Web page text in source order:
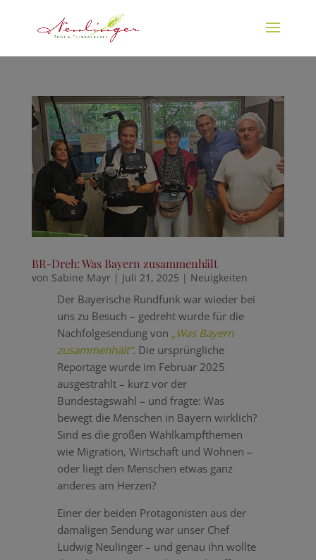
BR-Dreh: Was Bayern zusammenhält
von Sabine Mayr| Juli 21, 2025 | Neuigkeiten
Der Bayerische Rundfunk war wieder bei
uns zu Besuch – gedreht wurde für die
Nachfolgesendung von „Was Bayern
zusammenhält“. Die ursprüngliche
Reportage wurde im Februar 2025
ausgestrahlt – kurz vor der
Bundestagswahl – und fragte: Was
bewegt die Menschen in Bayern wirklich?
Sind es die großen Wahlkampfthemen
wie Migration, Wirtschaft und Wohnen –
oder liegt den Menschen etwas ganz
anderes am Herzen?
Einer der beiden Protagonisten aus der
damaligen Sendung war unser Chef
Ludwig Neulinger – und genau ihn wollte